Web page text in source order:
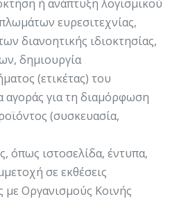
ή ανάπτυξη λογισμικού
ευρεσιτεχνίας,
διανοητικής ιδιοκτησίας,
δημιουργία
(ετικέτας) του
αγοράς για τη διαμόρφωση
(συσκευασία,
όπως ιστοσελίδα, έντυπα,
σε εκθέσεις
με Οργανισμούς Κοινής